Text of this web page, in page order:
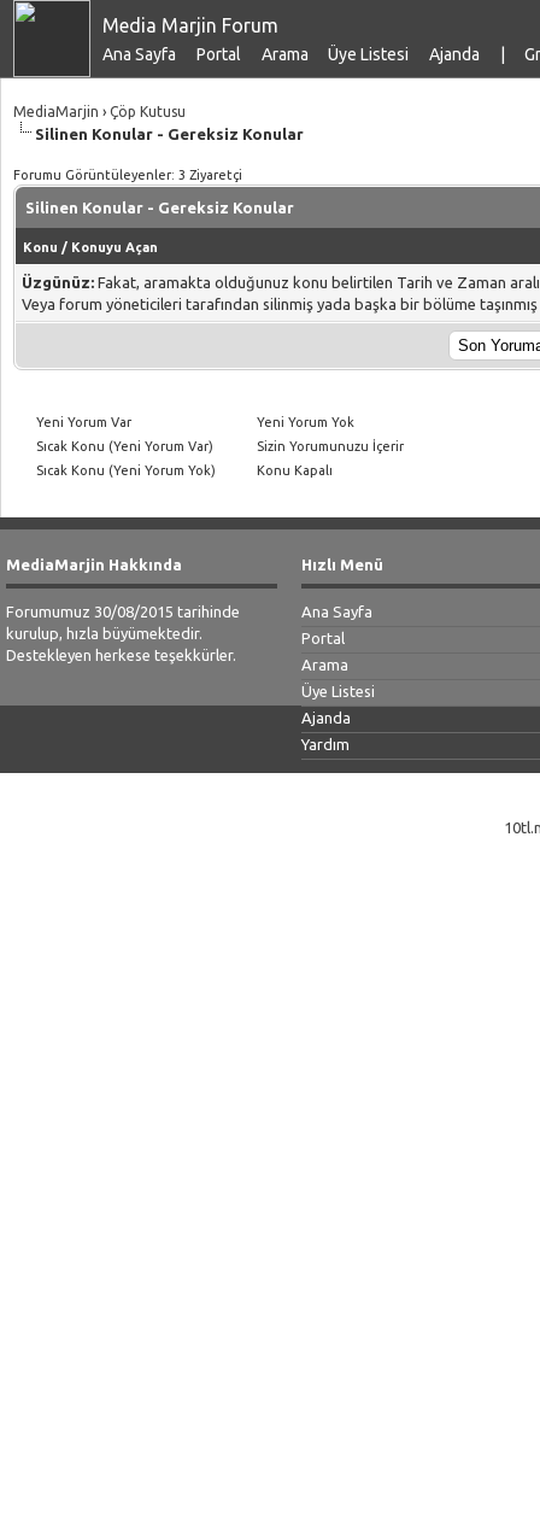
Media Marjin Forum
Ana Sayfa Portal Arama Üye Listesi Ajanda
MediaMarjin › Çöp Kutusu
Silinen Konular - Gereksiz Konular
Forumu Görüntüleyenler: 3 Ziyaretçi
Silinen Konular - Gereksiz Konular
Konu / Konuyu Açan
Üzgünüz: Fakat, aramakta olduğunuz konu belirtilen Tarih ve Zaman
Veya forum yöneticileri tarafından silinmiş yada başka bir bölüme
Yeni Yorum Var
Sıcak Konu (Yeni Yorum Var)
Sıcak Konu (Yeni Yorum Yok)
Yeni Yorum Yok
Sizin Yorumunuzu İçerir
Konu Kapalı
MediaMarjin Hakkında
Forumumuz 30/08/2015 tarihinde
kurulup, hızla büyümektedir.
Destekleyen herkese teşekkürler.
Hızlı Menü
Ana Sayfa
Portal
Arama
Üye Listesi
Ajanda
Yardım